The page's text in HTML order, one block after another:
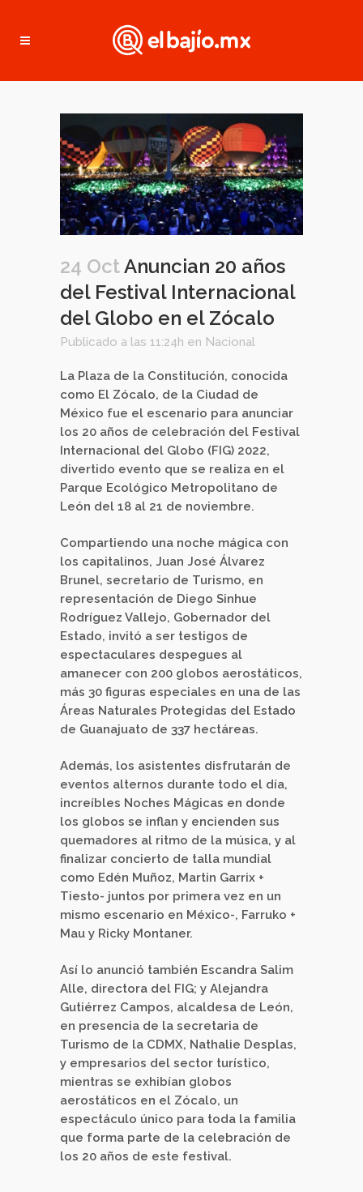
24 OctAnuncian 20 años
del Festival Internacional
del Globo en el Zócalo
Publicado a las 11:24h en Nacional
La Plaza de la Constitución, conocida
como El Zócalo, de la Ciudad de
México fue el escenario para anunciar
los 20 años de celebración del Festival
Internacional del Globo (FIG) 2022,
divertido evento que se realiza en el
Parque Ecológico Metropolitano de
León del 18 al 21 de noviembre.
Compartiendo una noche mágica con
los capitalinos, Juan José Álvarez
Brunel, secretario de Turismo, en
representación de Diego Sinhue
Rodríguez Vallejo, Gobernador del
Estado, invitó a ser testigos de
espectaculares despegues al
amanecer con 200 globos aerostáticos,
más 30 figuras especiales en una de las
Áreas Naturales Protegidas del Estado
de Guanajuato de 337 hectáreas.
Además, los asistentes disfrutarán de
eventos alternos durante todo el día,
increíbles Noches Mágicas en donde
los globos se inflan y encienden sus
quemadores al ritmo de la música, y al
finalizar concierto de talla mundial
como Edén Muñoz, Martin Garrix +
Tiesto- juntos por primera vez en un
mismo escenario en México-, Farruko +
Mau y Ricky Montaner.
Así lo anunció también Escandra Salim
Alle, directora del FIG; y Alejandra
Gutiérrez Campos, alcaldesa de León,
en presencia de la secretaria de
Turismo de la CDMX, Nathalie Desplas,
y empresarios del sector turístico,
mientras se exhibían globos
aerostáticos en el Zócalo, un
espectáculo único para toda la familia
que forma parte de la celebración de
los 20 años de este festival.